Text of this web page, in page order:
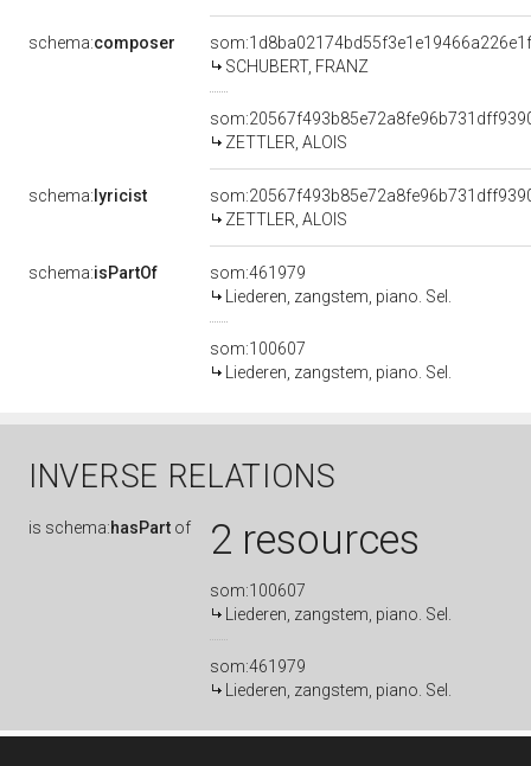
schema:composer
SCHUBERT, FRANZ
ZETTLER, ALOIS
schema: lyricist
ZETTLER, ALOIS
schema:isPartOf
som:461979
Liederen, zangstem, piano. Sel.
som:100607
Liederen, zangstem, piano. Sel.
INVERSE RELATIONS
is schema:hasPart of 2 resources
som:100607
Liederen, zangstem, piano. Sel.
som:461979
Liederen, zangstem, piano. Sel.